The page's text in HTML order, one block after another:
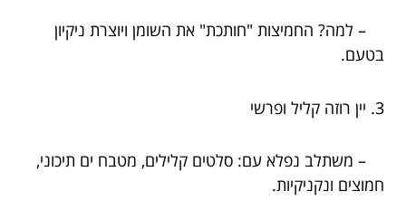
– למה? החמיצות "חותכת" את השומן ויוצרת ניקיון
בטעם.
3. יין רוזה קליל ופרשי
– משתלב נפלא עם: סלטים קלילים, מטבח ים תיכוני,
חמוצים ונקניקיות.